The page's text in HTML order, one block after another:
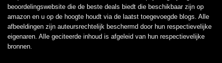
beoordelingswebsite die de beste deals biedt die beschikbaar zijn op
amazon en u op de hoogte houdt via de laatst toegevoegde blogs. Alle
afbeeldingen zijn auteursrechtelijk beschermd door hun respectievelijke
eigenaren. Alle geciteerde inhoud is afgeleid van hun respectievelijke
bronnen.